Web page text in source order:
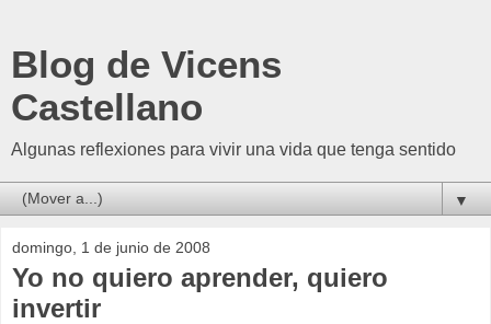
Blog de Vicens
Castellano
Algunas reflexiones para vivir una vida que tenga sentido
▼
domingo, 1 de junio de 2008
Yo no quiero aprender, quiero
invertir